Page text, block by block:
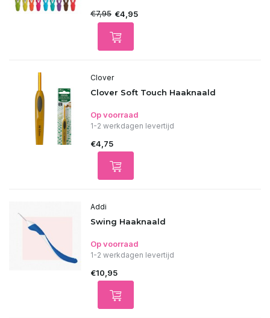
€7,95 €4,95
Clover
Clover Soft Touch Haaknaald
Op voorraad
1-2 werkdagen levertijd
€4,75
Addi
Swing Haaknaald
Op voorraad
1-2 werkdagen levertijd
€10,95